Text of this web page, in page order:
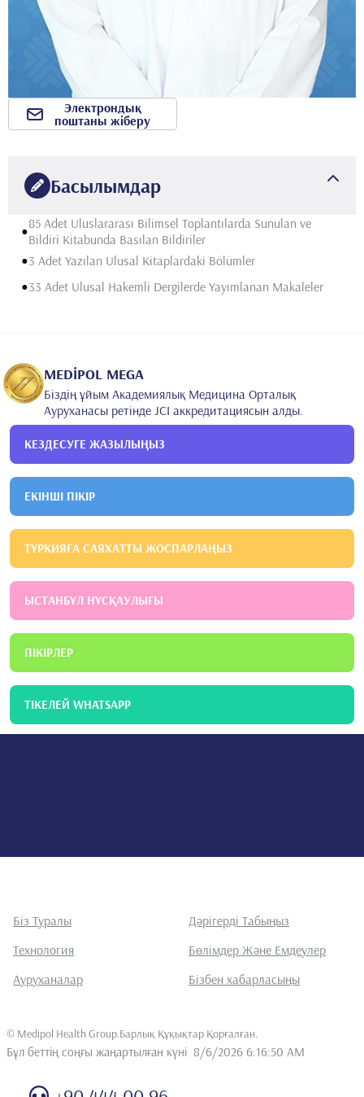
Басылымдар
•85 Adet Uluslararası Bilimsel Toplantılarda Sunulan ve
Bildiri Kitabunda Basılan Bildiriler
•3 Adet Yazılan Ulusal Kitaplardaki Bölümler
•33 Adet Ulusal Hakemli Dergilerde Yayımlanan Makaleler
Электрондық
поштаны жіберу
MEDİPOL MEGA
Біздің ұйым Академиялық Медицина Орталық
Ауруханасы ретінде JCI аккредитациясын алды.
КЕЗДЕСУГЕ ЖАЗЫЛЫҢЫЗ
ЕКІНШІ ПІКІР
ТҮРКИЯҒА САЯХАТТЫ ЖОСПАРЛАҢЫЗ
ЫСТАНБҰЛ НҰСҚАУЛЫҒЫ
ПІКІРЛЕР
ТІКЕЛЕЙ WHATSAPP
Біз Туралы
Дәрігерді Табыңыз
Технология
Бөлімдер Және Емдеулер
Ауруханалар
Бізбен хабарласыңы
© Medipol Health Group.Барлық Құқықтар Қорғалған
Бұл беттің соңғы жаңартылған күні 8/6/2026 6:16:50 AM